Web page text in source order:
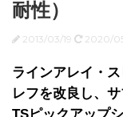
耐性）
2013/03/19 2020/
ラインアレイ・
レフを改良し、